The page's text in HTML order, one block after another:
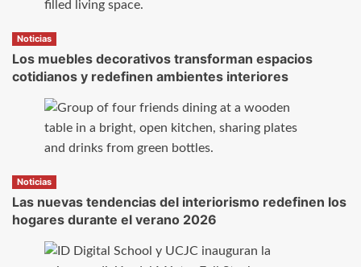
Noticias
Los muebles decorativos transforman espacios
cotidianos y redefinen ambientes interiores
Noticias
Las nuevas tendencias del interiorismo redefinen los
hogares durante el verano 2026